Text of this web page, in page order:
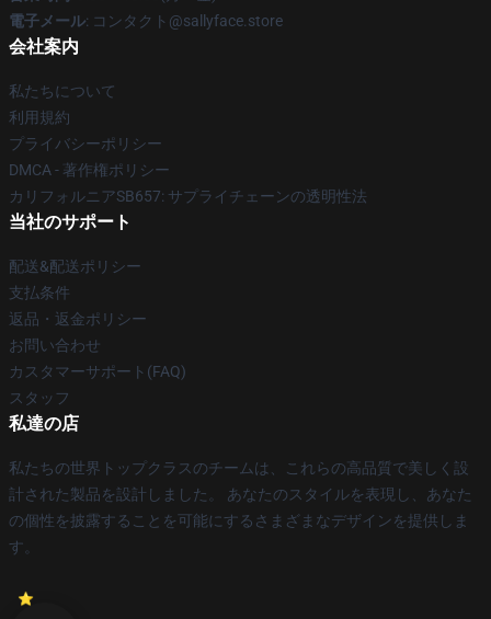
電子メール: コンタクト@sallyface.store
会社案内
私たちについて
利用規約
プライバシーポリシー
DMCA - 著作権ポリシー
カリフォルニアSB657: サプライチェーンの透明性法
当社のサポート
配送&配送ポリシー
支払条件
返品・返金ポリシー
お問い合わせ
カスタマーサポート(FAQ)
スタッフ
私達の店
私たちの世界トップクラスのチームは、これらの高品質で美しく設
計された製品を設計しました。 あなたのスタイルを表現し、あなた
の個性を披露することを可能にするさまざまなデザインを提供しま
す。